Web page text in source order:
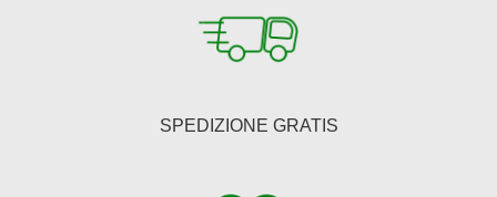
SPEDIZIONE GRATIS